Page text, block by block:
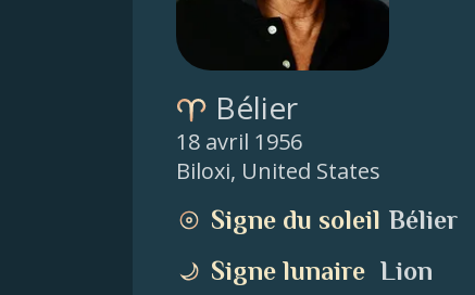
Bélier
18 avril 1956
Biloxi, United States
Signe du soleil Bélier
Signe lunaire Lion